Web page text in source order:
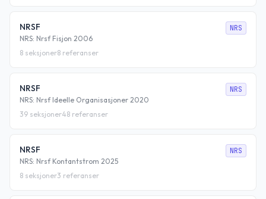
NRSF
NRS: Nrsf Fisjon 2006
NRS
8 seksjoner8 referanser
NRSF
NRS: Nrsf Ideelle Organisasjoner 2020
NRS
39 seksjoner48 referanser
NRSF
NRS: Nrsf Kontantstrom 2025
NRS
8 seksjoner3 referanser